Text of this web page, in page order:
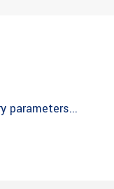
parameters...